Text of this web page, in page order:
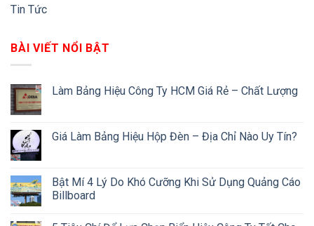
Tin Tức
BÀI VIẾT NỔI BẬT
Làm Bảng Hiệu Công Ty HCM Giá Rẻ – Chất Lượng
Giá Làm Bảng Hiệu Hộp Đèn – Địa Chỉ Nào Uy Tín?
Bật Mí 4 Lý Do Khó Cưỡng Khi Sử Dụng Quảng Cáo
Billboard